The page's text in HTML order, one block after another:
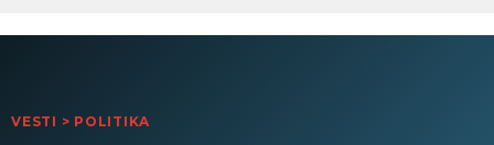
VESTI > POLITIKA